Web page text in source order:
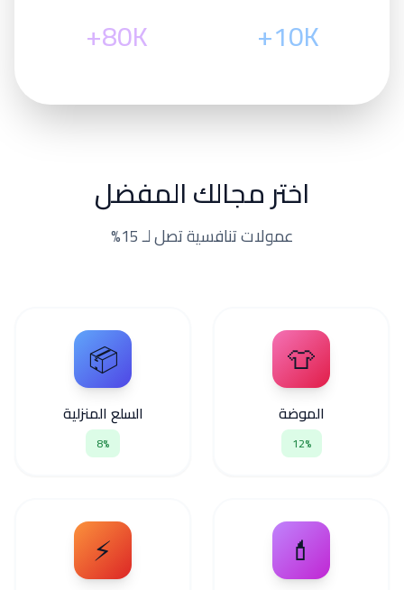
10K+
80K+
اختر مجالك المفضل
عمولات تنافسية تصل لـ 15%
👕
الموضة
12%
📦
السلع المنزلية
8%
💄
⚡